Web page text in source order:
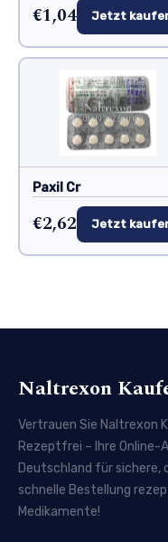
€1,04 Jetzt
Paxil Cr
€2,62 Jetzt
Naltrexon
Vertrauen Sie Naltrexon
Rezeptfrei – Ihre Online-
Deutschland für sichere,
schnelle Bestellung
Medikamente!